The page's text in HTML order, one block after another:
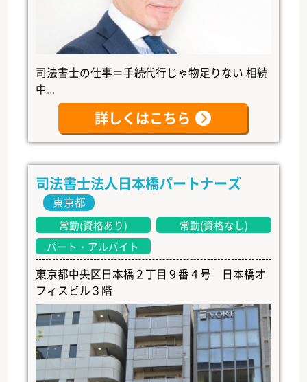
司法書士の仕事＝手続代行じゃ物足りない 相続
中...
詳しくはこちら
司法書士法人日本橋パートナーズ
東京都
常勤(資格あり)
常勤(資格なし)
パート・アルバイト
東京都中央区日本橋２丁目９番４号 日本橋オ
フィスビル３階